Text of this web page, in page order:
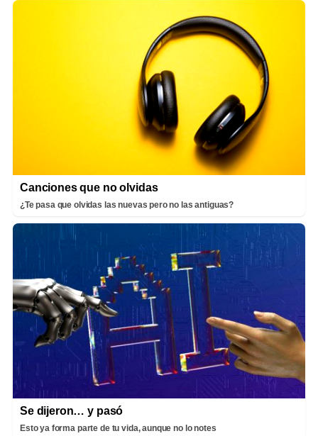
Canciones que no olvidas
¿Te pasa que olvidas las nuevas pero no las antiguas?
Se dijeron… y pasó
Esto ya forma parte de tu vida, aunque no lo notes